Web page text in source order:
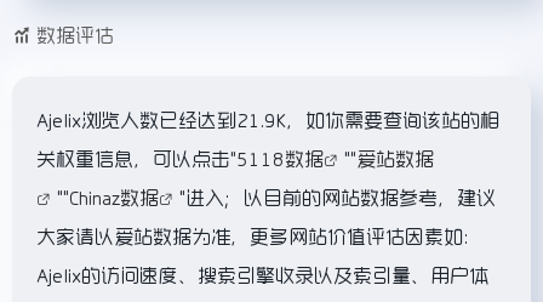
数据评估
Ajelix浏览人数已经达到21.9K，如你需要查询该站的相
关权重信息，可以点击"5118数据 ""爱站数据
""Chinaz数据
"进入；以目前的网站数据参考，建议
大家请以爱站数据为准，更多网站价值评估因素如：
Ajelix的访问速度、搜索引擎收录以及索引量、用户体